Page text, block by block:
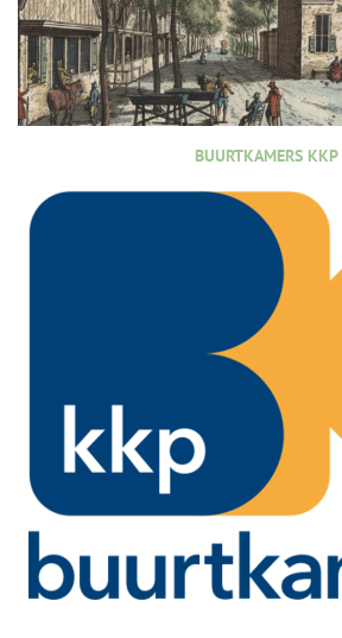
BUURTKAMERS KKP